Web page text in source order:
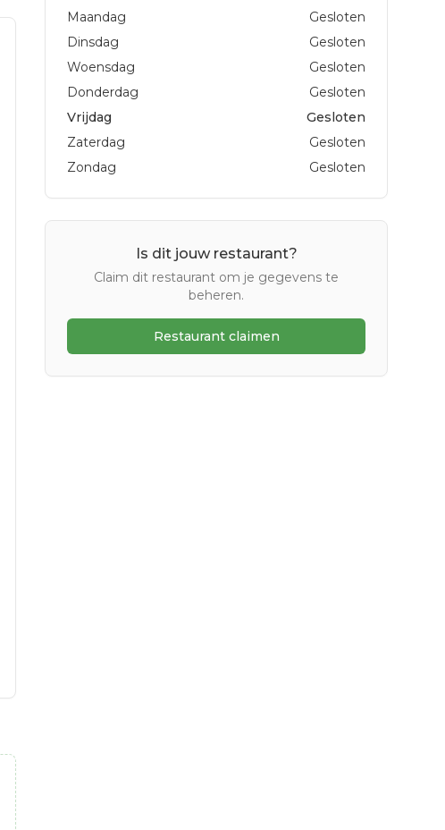
Maandag
Gesloten
Dinsdag
Gesloten
Woensdag
Gesloten
Donderdag
Gesloten
Vrijdag
Gesloten
Zaterdag
Gesloten
Zondag
Gesloten
Is dit jouw restaurant?
Claim dit restaurant om je gegevens te
beheren.
Restaurant claimen